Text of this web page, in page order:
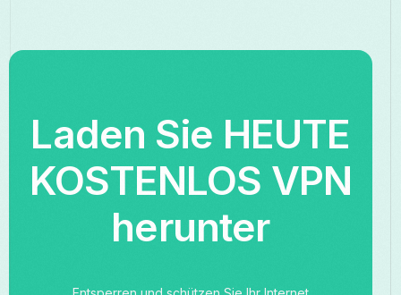
Laden Sie HEUTE
KOSTENLOS VPN
herunter